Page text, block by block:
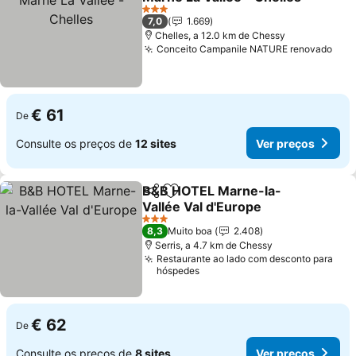
Ver preços
3 Estrelas
7,0
1.669
Chelles, a 12.0 km de Chessy
Conceito Campanile NATURE renovadoVer
De € 61
Consulte os preços de 12 sites Ver preços
PartilharAdicionar aos favoritos
B&B HOTEL Marne-la-
Vallée Val d'Europe
Ver preços
3 Estrelas
8,3 Muito boa
2.408
Serris, a 4.7 km de Chessy
Restaurante ao lado com desconto para
hóspedes
De € 62
Consulte os preços de 8 sites Ver preços